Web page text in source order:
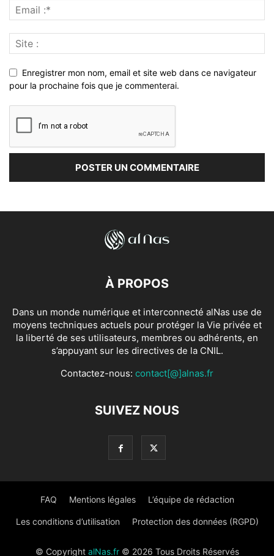
Enregistrer mon nom, email et site web dans ce navigateur
pour la prochaine fois que je commenterai.
À PROPOS
Dans un monde numérique et interconnecté alNas use de
moyens techniques actuels pour protéger la Vie privée et
la liberté de ses utilisateurs, membres ou adhérents, en
s’appuyant sur les directives de la CNIL.
Contactez-nous: contact[@]alnas.fr
SUIVEZ NOUS
FAQ Mentions légales L’équipe de rédaction
Les conditions d’utilisation Protection des données (RGPD)
© Copyright alNas.fr© 2026 Tous Droits Réservés